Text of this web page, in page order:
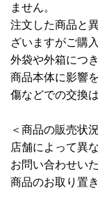
ません。
注文した商品と
ざいますがご購
外袋や外箱につ
商品本体に影響
傷などでの交換
＜商品の販売状
店舗によって異
お問い合わせい
商品のお取り置